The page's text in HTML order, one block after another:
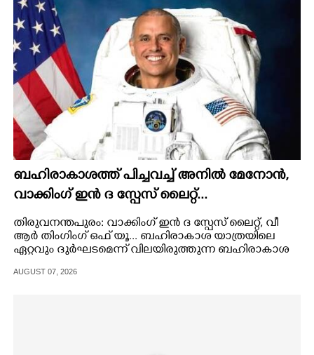
വധിച്ചു. ഡോക്ടറായ അബ്ദുൽ റഹീമാണ് റോമിയെ
ഗാസയിലെ തടവിൽ ഉപദ്രവിക്കുകയും
മാനഭംഗപ്പെടുത്തുകയും ചെയ്തത്.
ബഹിരാകാശത്ത് പിച്ചവച്ച് അനിൽ മേനോൻ,
വാക്കിംഗ് ഇൻ ദ സ്പേസ് ലൈറ്റ്...
തിരുവനന്തപുരം: വാക്കിംഗ് ഇൻ ദ സ്പേസ് ലൈറ്റ്,​ വീ
ആർ തിംഗിംഗ് ഒഫ് യൂ... ബഹിരാകാശ യാത്രയിലെ
ഏറ്റവും ദുർഘടമെന്ന് വിലയിരുത്തുന്ന ബഹിരാകാശ
മേനോൻ. അമേരിക്കൻ ബഹിരാകാശ ഏജൻസിയായ
AUGUST 07, 2026